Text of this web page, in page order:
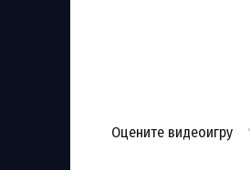
Оцените видеоигру